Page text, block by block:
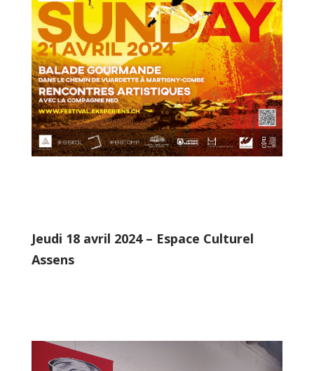
Jeudi 18 avril 2024 – Espace Culturel
Assens